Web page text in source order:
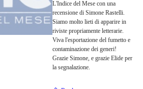
L'Indice del Mese con una
recensione di Simone Rastelli.
Siamo molto lieti di apparire in
riviste propriamente letterarie.
Viva l'esportazione del fumetto e
contaminazione dei generi!
Grazie Simone, e grazie Elide per
la segnalazione.